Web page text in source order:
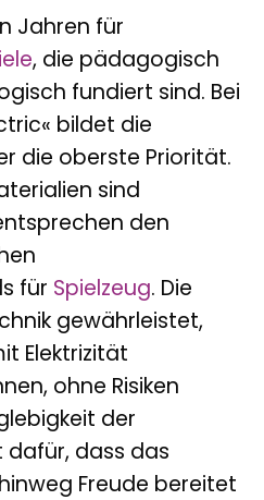
Jahren für
, die pädagogisch
fundiert sind. Bei
bildet die
die oberste Priorität.
sind
den
für Spielzeug. Die
gewährleistet,
Elektrizität
ohne Risiken
der
dass das
Freude bereitet